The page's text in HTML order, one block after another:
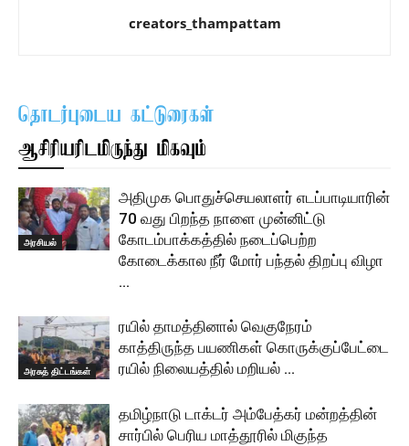
creators_thampattam
தொடர்புடைய கட்டுரைகள்
ஆசிரியரிடமிருந்து மிகவும்
அரசியல்
அதிமுக பொதுச்செயலாளர் எடப்பாடியாரின்
70 வது பிறந்த நாளை முன்னிட்டு
கோடம்பாக்கத்தில் நடைப்பெற்ற
கோடைக்கால நீர் மோர் பந்தல் திறப்பு விழா
…
அரசுத் திட்டங்கள்
ரயில் தாமத்தினால் வெகுநேரம்
காத்திருந்த பயணிகள் கொருக்குப்பேட்டை
ரயில் நிலையத்தில் மறியல் …
தமிழ்நாடு டாக்டர் அம்பேத்கர் மன்றத்தின்
சார்பில் பெரிய மாத்தூரில் மிகுந்த